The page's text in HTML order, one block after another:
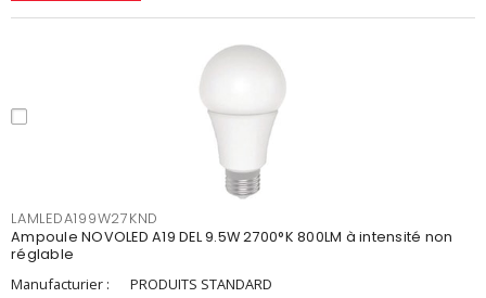
LAMLEDA199W27KND
Ampoule NOVOLED A19 DEL 9.5W 2700°K 800LM à intensité non
réglable
Manufacturier :
PRODUITS STANDARD